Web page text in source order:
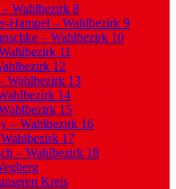
Wahlbezirk 8
Hampel – Wahlbezirk 9
– Wahlbezirk 10
11
12
Wahlbezirk 13
14
15
– Wahlbezirk 16
17
– Wahlbezirk 18
Kreis